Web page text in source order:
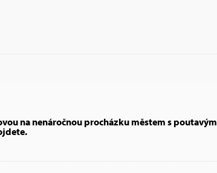
na nenáročnou procházku městem s poutavým